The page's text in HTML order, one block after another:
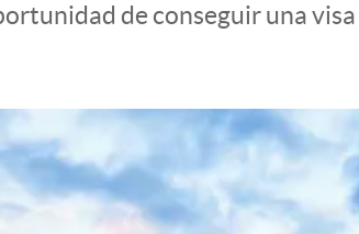
de conseguir una